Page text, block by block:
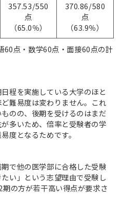
357.53/550
点
（65.0％）
370.86/580
点
（63.9％）
点・数学60点・面接60点の計
程を実施している大学のほと
難易度は変わりません。これ
のの、後期を受けるのはまだ
多いため、倍率と受験者の学
度となるためです。
で他の医学部に合格した受験
い」という志望理由で受験し
の方が若干高い得点が要求さ